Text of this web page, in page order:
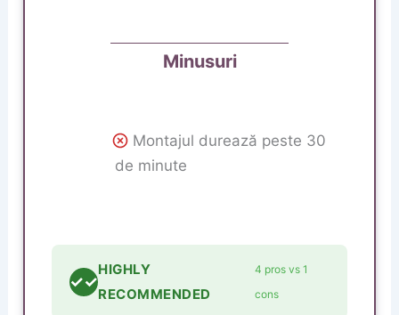
Minusuri
Montajul durează peste 30
de minute
✓✓
HIGHLY
RECOMMENDED
4 pros vs 1
cons